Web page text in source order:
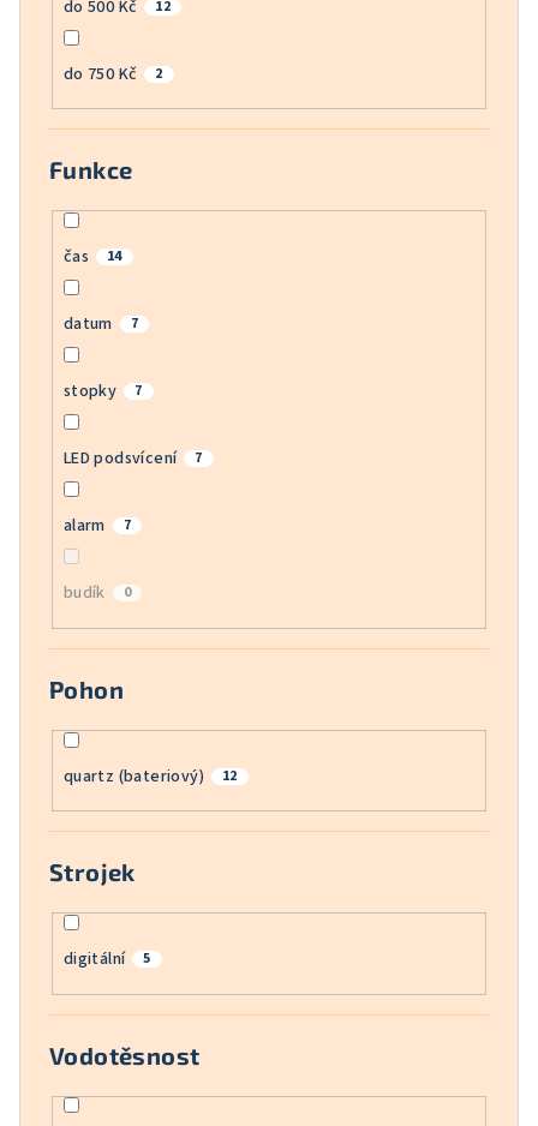
do 500 Kč 12
do 750 Kč 2
Funkce
čas 14
datum 7
stopky 7
LED podsvícení 7
alarm 7
budík 0
Pohon
quartz (bateriový) 12
Strojek
digitální 5
Vodotěsnost